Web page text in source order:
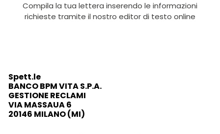
Compila la tua lettera inserendo le informazioni
richieste tramite il nostro editor di testo online
Spett.le
BANCO BPM VITA S.P.A.
GESTIONE RECLAMI
VIA MASSAUA 6
20146 MILANO (MI)